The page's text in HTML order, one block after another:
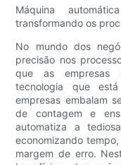
Máquina
transformando os
No mundo dos
precisão nos
que as empresas
tecnologia que
empresas embalam
de contagem e
automatiza a
economizando
margem de erro.